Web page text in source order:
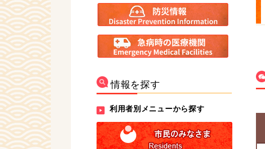
情報を探す
利用者別メニューから探す